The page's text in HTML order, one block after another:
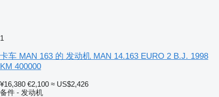
1
卡车 MAN 163 的 发动机 MAN 14.163 EURO 2 B.J. 1998
KM 400000
¥16,380 €2,100 ≈ US$2,426
备件 - 发动机